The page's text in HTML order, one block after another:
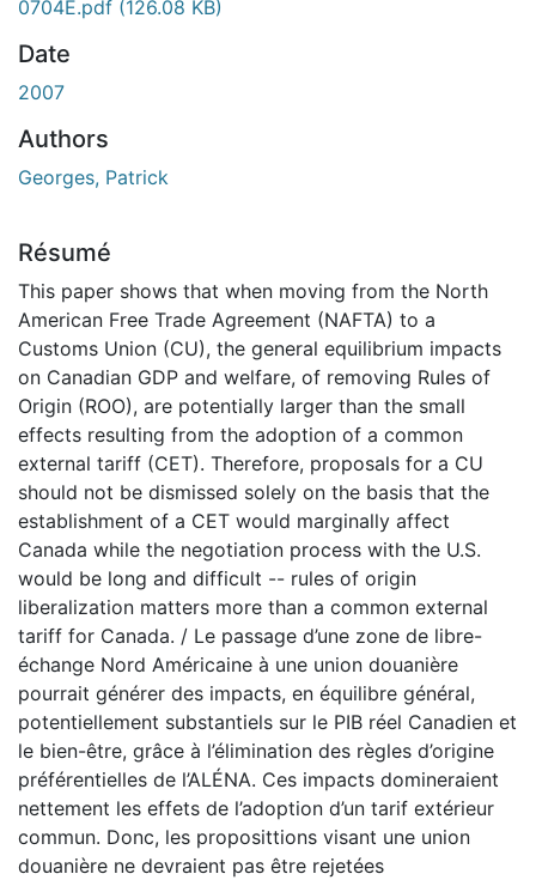
0704E.pdf (126.08 KB)
Date
2007
Authors
Georges, Patrick
Résumé
This paper shows that when moving from the North
American Free Trade Agreement (NAFTA) to a
Customs Union (CU), the general equilibrium impacts
on Canadian GDP and welfare, of removing Rules of
Origin (ROO), are potentially larger than the small
effects resulting from the adoption of a common
external tariff (CET). Therefore, proposals for a CU
should not be dismissed solely on the basis that the
establishment of a CET would marginally affect
Canada while the negotiation process with the U.S.
would be long and difficult -- rules of origin
liberalization matters more than a common external
tariff for Canada. / Le passage d’une zone de libre-
échange Nord Américaine à une union douanière
pourrait générer des impacts, en équilibre général,
potentiellement substantiels sur le PIB réel Canadien et
le bien-être, grâce à l’élimination des règles d’origine
préférentielles de l’ALÉNA. Ces impacts domineraient
nettement les effets de l’adoption d’un tarif extérieur
commun. Donc, les proposittions visant une union
douanière ne devraient pas être rejetées